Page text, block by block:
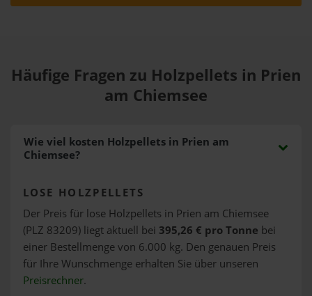
Häufige Fragen zu Holzpellets in Prien
am Chiemsee
Wie viel kosten Holzpellets in Prien am
Chiemsee?
LOSE HOLZPELLETS
Der Preis für lose Holzpellets in Prien am Chiemsee
(PLZ 83209) liegt aktuell bei 395,26 € pro Tonne bei
einer Bestellmenge von 6.000 kg. Den genauen Preis
für Ihre Wunschmenge erhalten Sie über unseren
Preisrechner.